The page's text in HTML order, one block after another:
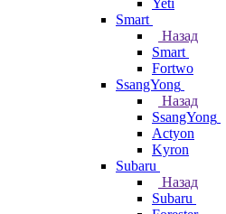
Yeti
Smart
Назад
Smart
Fortwo
SsangYong
Назад
SsangYong
Actyon
Kyron
Subaru
Назад
Subaru